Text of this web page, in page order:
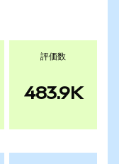
評価数
483.9K